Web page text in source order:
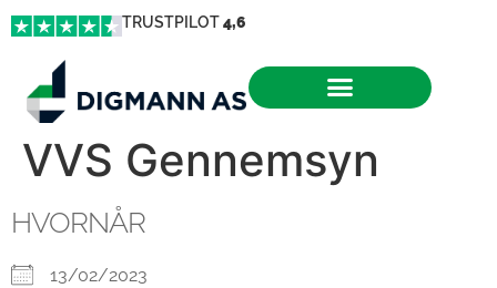
TRUSTPILOT4,6
VVS Gennemsyn
HVORNÅR
13/02/2023